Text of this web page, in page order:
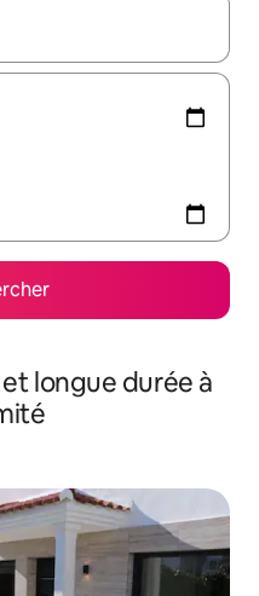
utilisez les flèches vers le
longue durée à